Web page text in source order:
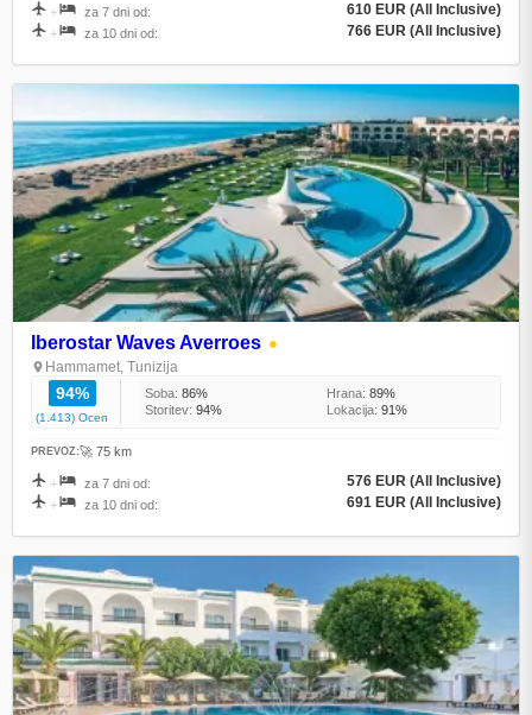
+ za 7 dni od: 610 EUR (All Inclusive)
+ za 10 dni od: 766 EUR (All Inclusive)
Iberostar Waves Averroes ●
Hammamet, Tunizija
94%
(1.413) Ocen
Soba: 86% Hrana: 89%
Storitev: 94% Lokacija: 91%
PREVOZ:🚀 75 km
+ za 7 dni od: 576 EUR (All Inclusive)
+ za 10 dni od: 691 EUR (All Inclusive)